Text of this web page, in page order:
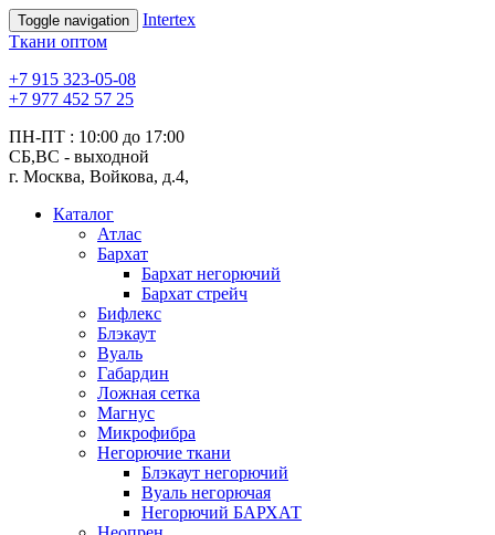
Toggle navigation
Intertex
Ткани оптом
+7 915 323-05-08
+7 977 452 57 25
ПН-ПТ : 10:00 до 17:00
СБ,ВС - выходной
г. Москва, Войкова, д.4,
Каталог
Атлас
Бархат
Бархат негорючий
Бархат стрейч
Бифлекс
Блэкаут
Вуаль
Габардин
Ложная сетка
Магнус
Микрофибра
Негорючие ткани
Блэкаут негорючий
Вуаль негорючая
Негорючий БАРХАТ